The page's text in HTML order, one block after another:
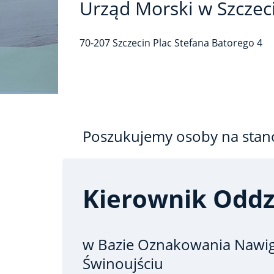
Urząd Morski w
70-207Szczecin Plac Stefana Batorego 4
Poszukujemy osoby na
Kierownik
w Bazie Oznakowania
Świnoujściu